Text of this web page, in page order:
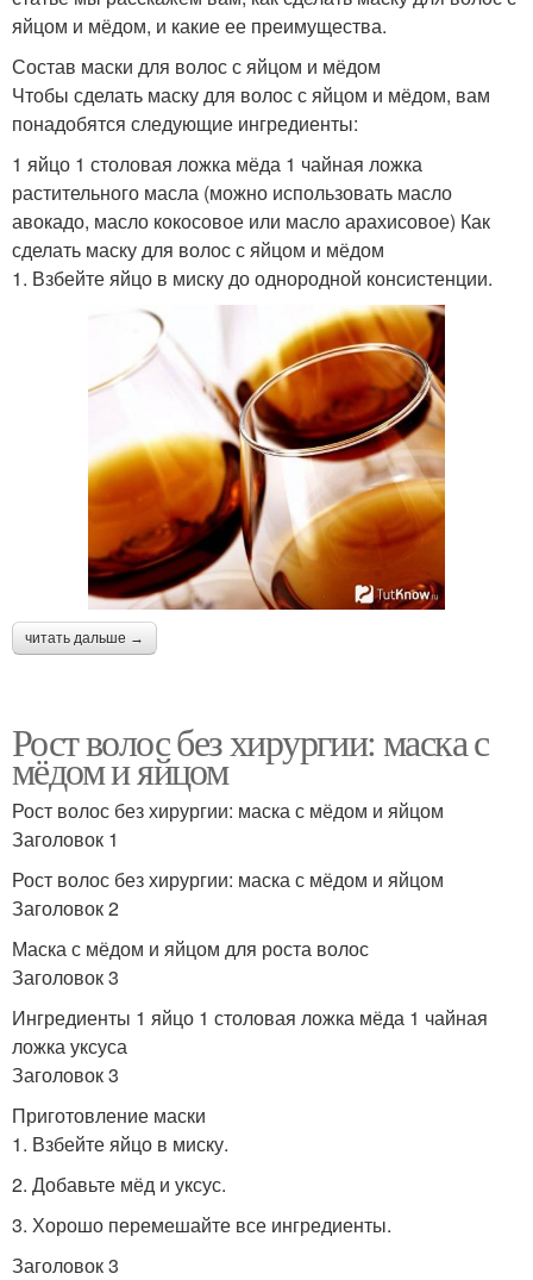
яйцом и мёдом, и какие ее преимущества.
Состав маски для волос с яйцом и мёдом
Чтобы сделать маску для волос с яйцом и мёдом, вам
понадобятся следующие ингредиенты:
1 яйцо 1 столовая ложка мёда 1 чайная ложка
растительного масла (можно использовать масло
авокадо, масло кокосовое или масло арахисовое) Как
сделать маску для волос с яйцом и мёдом
1. Взбейте яйцо в миску до однородной консистенции.
читать дальше →
Рост волос без хирургии: маска с
мёдом и яйцом
Рост волос без хирургии: маска с мёдом и яйцом
Заголовок 1
Рост волос без хирургии: маска с мёдом и яйцом
Заголовок 2
Маска с мёдом и яйцом для роста волос
Заголовок 3
Ингредиенты 1 яйцо 1 столовая ложка мёда 1 чайная
ложка уксуса
Заголовок 3
Приготовление маски
1. Взбейте яйцо в миску.
2. Добавьте мёд и уксус.
3. Хорошо перемешайте все ингредиенты.
Заголовок 3